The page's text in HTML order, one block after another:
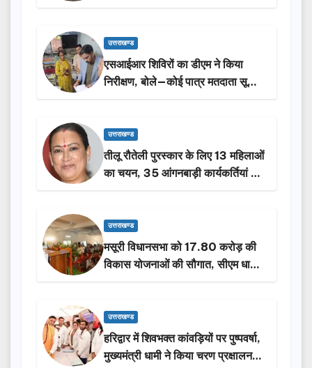
किया निरीक्षण…
उत्तराखण्ड
एसआईआर शिविरों का डीएम ने किया
निरीक्षण, बोले—कोई पात्र मतदाता सूची
से न छूटे…
उत्तराखण्ड
तीलू रौतेली पुरस्कार के लिए 13 महिलाओं
का चयन, 35 आंगनबाड़ी कार्यकर्तियां भी
होंगी सम्मानित…
उत्तराखण्ड
मसूरी विधानसभा को 17.80 करोड़ की
विकास योजनाओं की सौगात, सीएम धामी
ने किया लोकार्पण-शिलान्यास.
उत्तराखण्ड
हरिद्वार में शिवभक्त कांवड़ियों पर पुष्पवर्षा,
मुख्यमंत्री धामी ने किया चरण प्रक्षालन…